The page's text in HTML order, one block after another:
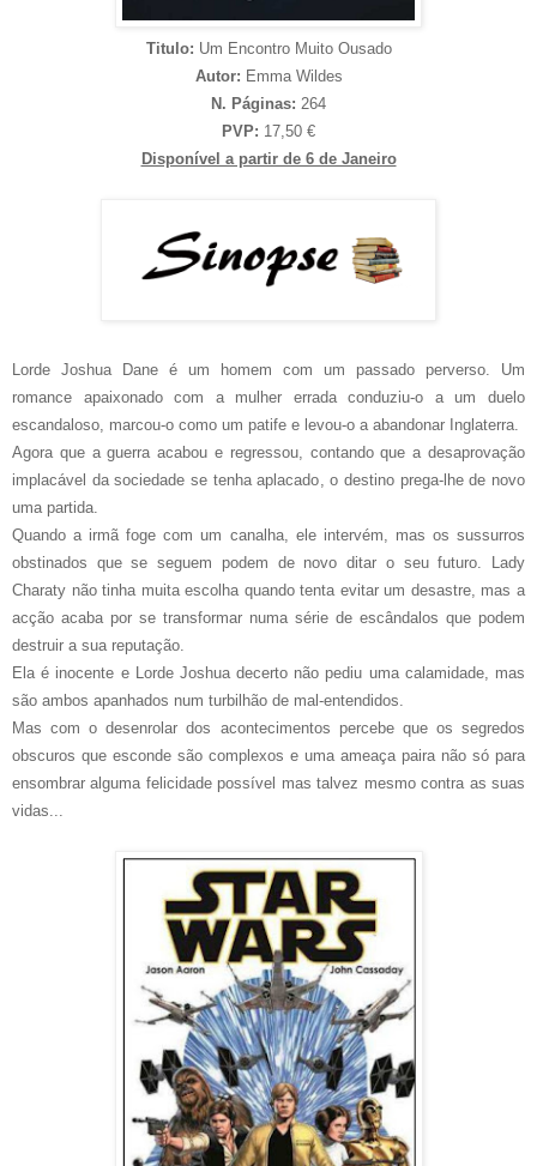
Titulo: Um Encontro Muito Ousado
Autor: Emma Wildes
N. Páginas: 264
PVP: 17,50 €
Disponível a partir de 6 de Janeiro
Lorde Joshua Dane é um homem com um passado perverso. Um
romance apaixonado com a mulher errada conduziu-o a um duelo
escandaloso, marcou-o como um patife e levou-o a abandonar Inglaterra.
Agora que a guerra acabou e regressou, contando que a desaprovação
implacável da sociedade se tenha aplacado, o destino prega-lhe de novo
uma partida.
Quando a irmã foge com um canalha, ele intervém, mas os sussurros
obstinados que se seguem podem de novo ditar o seu futuro. Lady
Charaty não tinha muita escolha quando tenta evitar um desastre, mas a
acção acaba por se transformar numa série de escândalos que podem
destruir a sua reputação.
Ela é inocente e Lorde Joshua decerto não pediu uma calamidade, mas
são ambos apanhados num turbilhão de mal-entendidos.
Mas com o desenrolar dos acontecimentos percebe que os segredos
obscuros que esconde são complexos e uma ameaça paira não só para
ensombrar alguma felicidade possível mas talvez mesmo contra as suas
vidas...